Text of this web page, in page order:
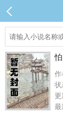
作
状
更
最